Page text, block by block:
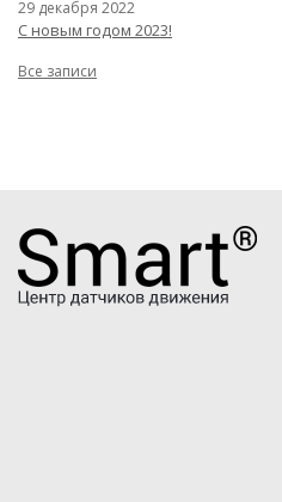
29 декабря 2022
С новым годом 2023!
Все записи